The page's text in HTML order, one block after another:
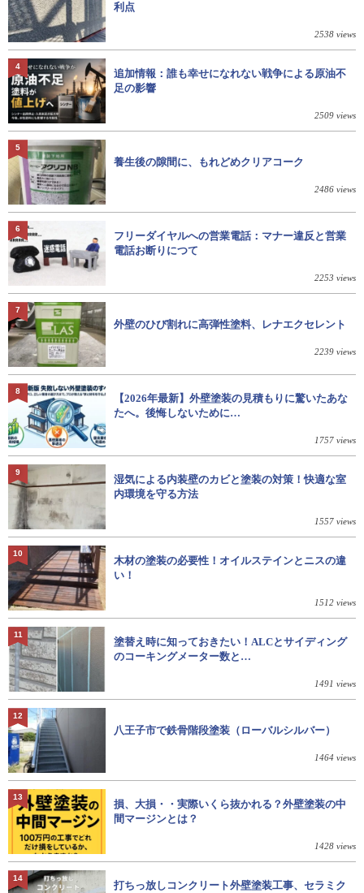
利点
2538 views
追加情報：誰も幸せになれない戦争による原油不
足の影響
2509 views
4
養生後の隙間に、もれどめクリアコーク
2486 views
5
フリーダイヤルへの営業電話：マナー違反と営業
電話お断りにつて
2253 views
6
外壁のひび割れに高弾性塗料、レナエクセレント
2239 views
7
【2026年最新】外壁塗装の見積もりに驚いたあな
たへ。後悔しないために…
1757 views
8
湿気による内装壁のカビと塗装の対策！快適な室
内環境を守る方法
1557 views
9
木材の塗装の必要性！オイルステインとニスの違
い！
1512 views
10
塗替え時に知っておきたい！ALCとサイディング
のコーキングメーター数と…
1491 views
11
八王子市で鉄骨階段塗装（ローバルシルバー）
1464 views
12
損、大損・・実際いくら抜かれる？外壁塗装の中
間マージンとは？
1428 views
13
打ちっ放しコンクリート外壁塗装工事、セラミク
14